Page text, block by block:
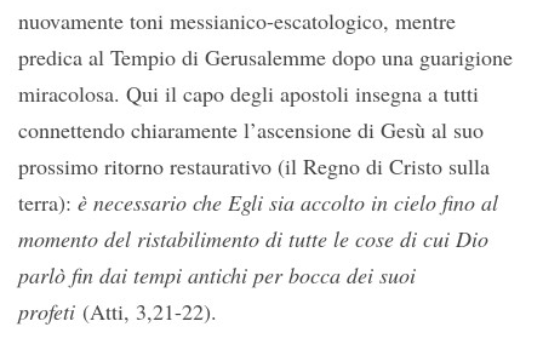
nuovamente toni messianico-escatologico, mentre
predica al Tempio di Gerusalemme dopo una guarigione
miracolosa. Qui il capo degli apostoli insegna a tutti
connettendo chiaramente l’ascensione di Gesù al suo
prossimo ritorno restaurativo (il Regno di Cristo sulla
terra): è necessario che Egli sia accolto in cielo fino al
momento del ristabilimento di tutte le cose di cui Dio
parlò fin dai tempi antichi per bocca dei suoi
profeti (Atti, 3,21-22).